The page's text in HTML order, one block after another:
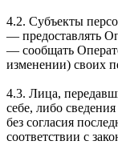
4.2. Субъекты
— предоставлять
— сообщать
изменении) своих
4.3. Лица,
себе, либо
без согласия
соответствии с